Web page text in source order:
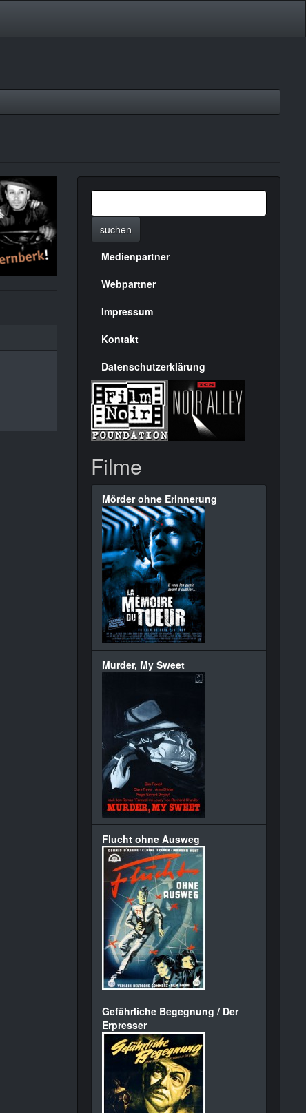
suchen
Menülinks
rechte
Seite
Medienpartner
Webpartner
Impressum
Kontakt
Datenschutzerklärung
Filme
Mörder ohne Erinnerung
Murder, My Sweet
Flucht ohne Ausweg
Gefährliche Begegnung / Der
Erpresser